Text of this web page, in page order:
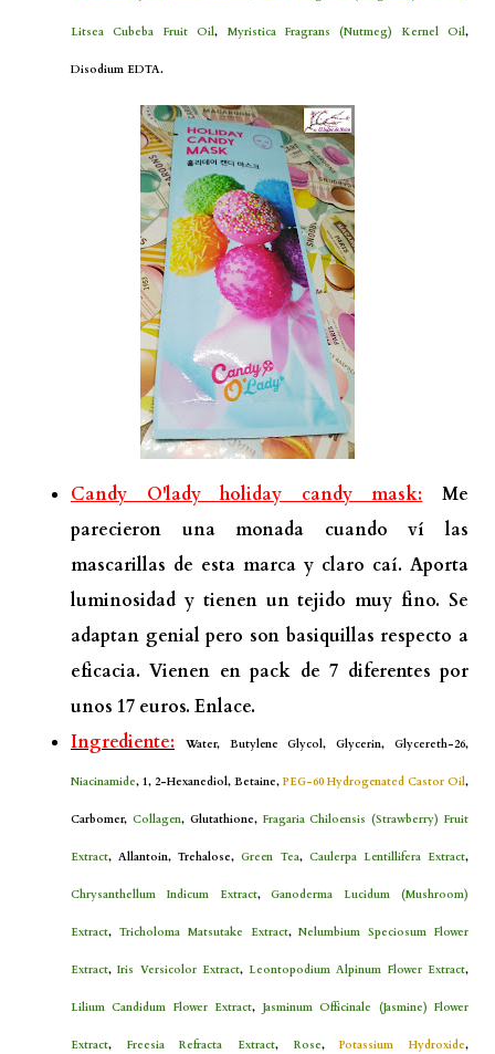
Litsea Cubeba Fruit Oil, Myristica Fragrans (Nutmeg) Kernel Oil,
Disodium EDTA.
Candy O'lady holiday candy mask: Me
parecieron una monada cuando ví las
mascarillas de esta marca y claro caí. Aporta
luminosidad y tienen un tejido muy fino. Se
adaptan genial pero son basiquillas respecto a
eficacia. Vienen en pack de 7 diferentes por
unos 17 euros. Enlace.
Ingrediente:
Water, Butylene Glycol, Glycerin, Glycereth-26,
Niacinamide, 1, 2-Hexanediol, Betaine,PEG-60 Hydrogenated Castor Oil,
Carbomer, Collagen, Glutathione, Fragaria Chiloensis (Strawberry) Fruit
Extract, Allantoin, Trehalose,Green Tea, Caulerpa Lentillifera Extract,
Chrysanthellum Indicum Extract,Ganoderma Lucidum (Mushroom)
Extract, Tricholoma Matsutake Extract,Nelumbium Speciosum Flower
Extract,Iris Versicolor Extract,Leontopodium Alpinum Flower Extract,
Lilium Candidum Flower Extract, Jasminum Officinale (Jasmine) Flower
Extract, Freesia Refracta Extract, Rose,Potassium Hydroxide,